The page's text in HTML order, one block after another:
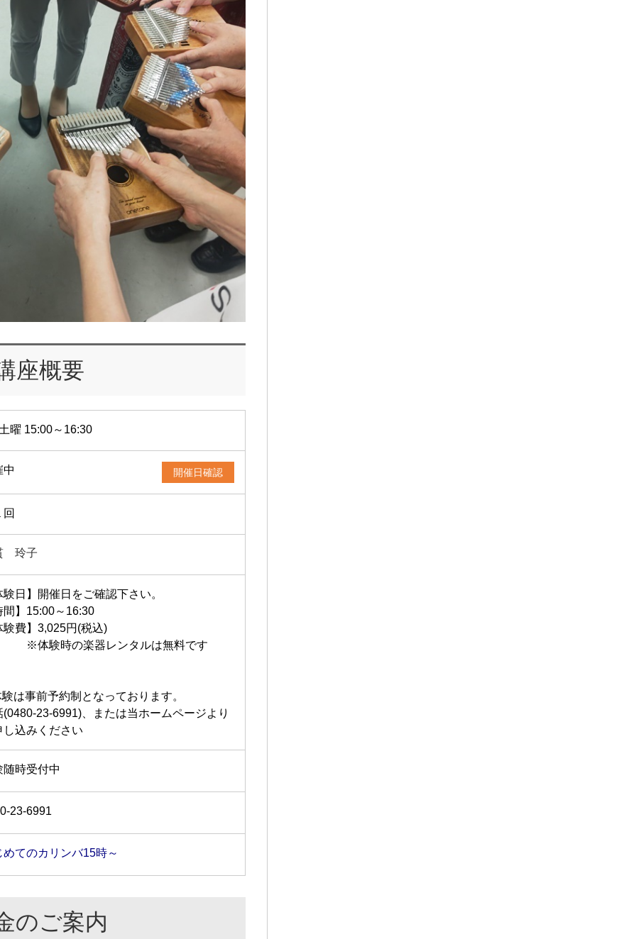
座概要
曜 15:00～16:30
中 開催日確認
回
玲子
験日】開催日をご確認下さい。
間】15:00～16:30
験費】3,025円(税込)
験時の楽器レンタルは無料です
は事前予約制となっております。
(0480-23-6991)、または当ホームページより
し込みください
随時受付中
23-6991
めてのカリンバ15時～
のご案内